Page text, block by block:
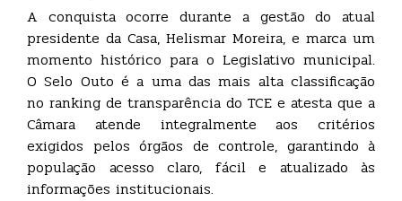
A conquista ocorre durante a gestão do atual
presidente da Casa, Helismar Moreira, e marca um
momento histórico para o Legislativo municipal.
O Selo Outo é a uma das mais alta classificação
no ranking de transparência do TCE e atesta que a
Câmara atende integralmente aos critérios
exigidos pelos órgãos de controle, garantindo à
população acesso claro, fácil e atualizado às
informações institucionais.